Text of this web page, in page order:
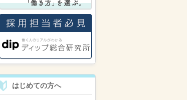
はじめての方へ